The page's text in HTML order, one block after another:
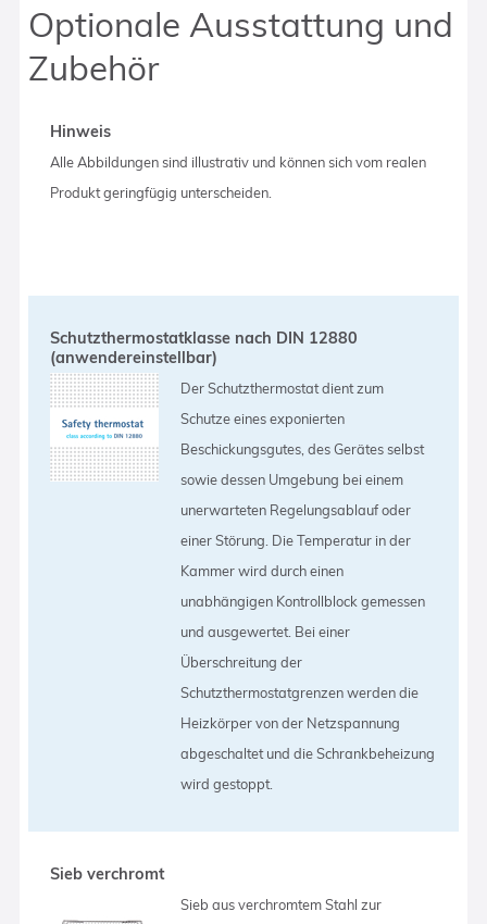
Optionale Ausstattung und
Zubehör
Hinweis
Alle Abbildungen sind illustrativ und können sich vom realen
Produkt geringfügig unterscheiden.
Schutzthermostatklasse nach DIN 12880
(anwendereinstellbar)
Der Schutzthermostat dient zum
Schutze eines exponierten
Beschickungsgutes, des Gerätes selbst
sowie dessen Umgebung bei einem
unerwarteten Regelungsablauf oder
einer Störung. Die Temperatur in der
Kammer wird durch einen
unabhängigen Kontrollblock gemessen
und ausgewertet. Bei einer
Überschreitung der
Schutzthermostatgrenzen werden die
Heizkörper von der Netzspannung
abgeschaltet und die Schrankbeheizung
wird gestoppt.
Sieb verchromt
Sieb aus verchromtem Stahl zur